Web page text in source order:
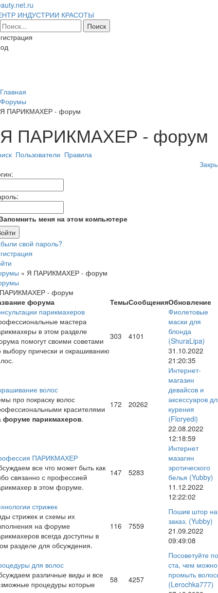
ИНДУСТРИИ КРАСОТЫ
Главная
Форумы
Я ПАРИКМАХЕР - форум
Я ПАРИКМАХЕР - форум
Пользователи Правила
меня на этом компьютере
свой пароль?
» Я ПАРИКМАХЕР - форум
- форум
форума
ТемыСообщенияОбновление
парикмахеров
мастера
в этом разделе
помогут своими советами
выбору прически и окрашиванию
303 4101
Фиолетовые
маски для
блонда
(ShuraLipa)
31.10.2022
21:20:35
волос
про покраску волос
красителями
форуме парикмахеров.
172 20262
Интернет-
магазин
девайсов и
аксессуаров
курения
(Floryedi)
22.08.2022
12:18:59
ПАРИКМАХЕР
все что может быть как
связанно с профессией
в этом форуме.
147 5283
Интернет
мазагин
эротического
белья (Yubby)
11.12.2022
12:22:02
стрижек
стрижек и схемы их
на форуме
всегда доступны в
разделе для обсуждения.
116 7559
Пошив штор на
заказ. (Yubby)
21.09.2022
09:49:08
для волос
различные виды и все
процедуры которые
58 4257
Посоветуйте
ста, чем можно
промыть
(Lerochka777)